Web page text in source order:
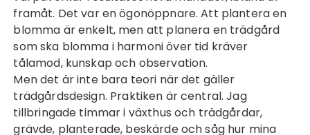
framåt. Det var en ögonöppnare. Att plantera en
blomma är enkelt, men att planera en trädgård
som ska blomma i harmoni över tid kräver
tålamod, kunskap och observation.
Men det är inte bara teori när det gäller
trädgårdsdesign. Praktiken är central. Jag
tillbringade timmar i växthus och trädgårdar,
grävde, planterade, beskärde och såg hur mina